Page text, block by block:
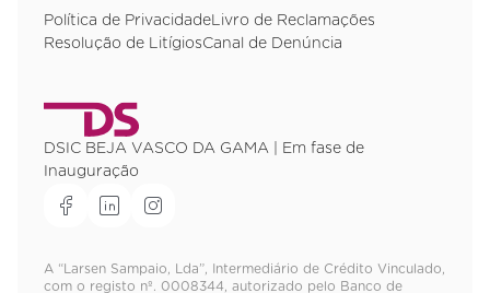
Política de Privacidade Livro de Reclamações
Resolução de LitígiosCanal de Denúncia
DSIC BEJA VASCO DA GAMA | Em fase de
Inauguração
A “Larsen Sampaio, Lda”, Intermediário de Crédito Vinculado,
com o registo nº. 0008344, autorizado pelo Banco de